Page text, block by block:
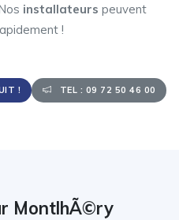
installateurs peuvent
!
! TEL : 09 72 50 46 00
MontlhÃ©ry